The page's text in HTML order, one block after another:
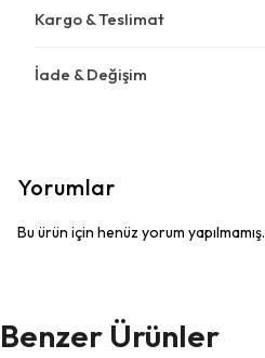
Kargo & Teslimat
İade & Değişim
Yorumlar
Bu ürün için henüz yorum yapılmamış.
Benzer Ürünler